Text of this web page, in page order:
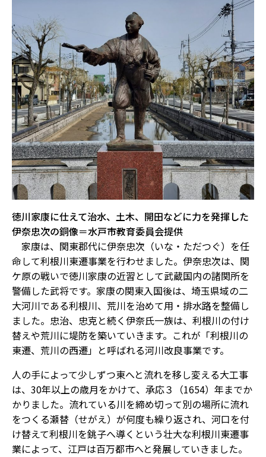
徳川家康に仕えて治水、土木、開田などに力を発揮した
伊奈忠次の銅像＝水戸市教育委員会提供
家康は、関東郡代に伊奈忠次（いな・ただつぐ）を任
命して利根川東遷事業を行わせました。伊奈忠次は、関
ケ原の戦いで徳川家康の近習として武蔵国内の諸関所を
警備した武将です。家康の関東入国後は、埼玉県域の二
大河川である利根川、荒川を治めて用・排水路を整備し
ました。忠治、忠克と続く伊奈氏一族は、利根川の付け
替えや荒川に堤防を築いていきます。これが「利根川の
東遷、荒川の西遷」と呼ばれる河川改良事業です。
人の手によって少しずつ東へと流れを移し変える大工事
は、30年以上の歳月をかけて、承応３（1654）年までか
かりました。流れている川を締め切って別の場所に流れ
をつくる瀬替（せがえ）が何度も繰り返され、河口を付
け替えて利根川を銚子へ導くという壮大な利根川東遷事
業によって、江戸は百万都市へと発展していきました。